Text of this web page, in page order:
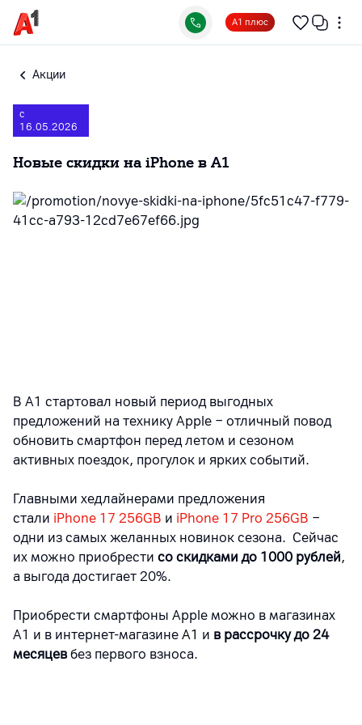
А1 плюс
Акции
с
16.05.2026
Новые скидки на iPhone в А1
В A1 стартовал новый период выгодных
предложений на технику Apple − отличный повод
обновить смартфон перед летом и сезоном
активных поездок, прогулок и ярких событий.
Главными хедлайнерами предложения
стали iPhone 17 256GB и iPhone 17 Pro 256GB −
одни из самых желанных новинок сезона. Сейчас
их можно приобрести со скидками до 1000 рублей,
а выгода достигает 20%.
Приобрести смартфоны Apple можно в магазинах
A1 и в интернет-магазине A1 и в рассрочку до 24
месяцев без первого взноса.